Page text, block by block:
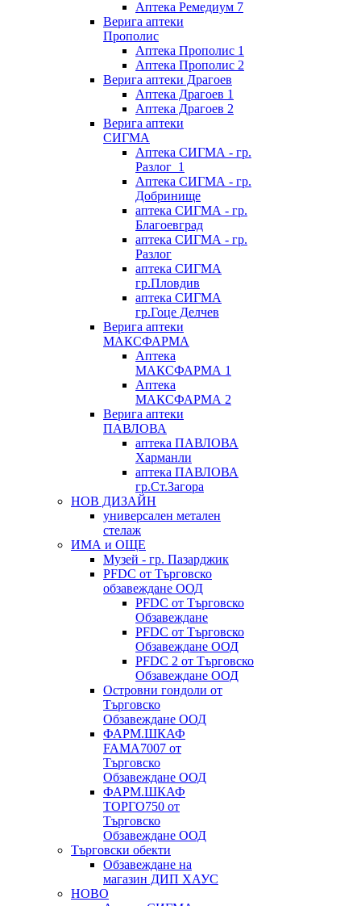
Аптека Ремедиум 7
Верига аптеки
Прополис
Аптека Прополис 1
Аптека Прополис 2
Верига аптеки Драгоев
Аптека Драгоев 1
Аптека Драгоев 2
Верига аптеки
СИГМА
Аптека СИГМА - гр.
Разлог_1
Аптека СИГМА - гр.
Добринище
аптека СИГМА - гр.
Благоевград
аптека СИГМА - гр.
Разлог
аптека СИГМА
гр.Пловдив
аптека СИГМА
гр.Гоце Делчев
Верига аптеки
МАКСФАРМА
Аптека
МАКСФАРМА 1
Аптека
МАКСФАРМА 2
Верига аптеки
ПАВЛОВА
аптека ПАВЛОВА
Харманли
аптека ПАВЛОВА
гр.Ст.Загора
НОВ ДИЗАЙН
универсален метален
стелаж
ИМА и ОЩЕ
Музей - гр. Пазарджик
PFDC от Търговско
обзавеждане ООД
PFDC от Търговско
Обзавеждане
PFDC от Търговско
Обзавеждане ООД
PFDC 2 от Търговско
Обзавеждане ООД
Островни гондоли от
Търговско
Обзавеждане ООД
ФАРМ.ШКАФ
FAMA7007 от
Търговско
Обзавеждане ООД
ФАРМ.ШКАФ
ТОРГО750 от
Търговско
Обзавеждане ООД
Търговски обекти
Обзавеждане на
магазин ДИП ХАУС
НОВО